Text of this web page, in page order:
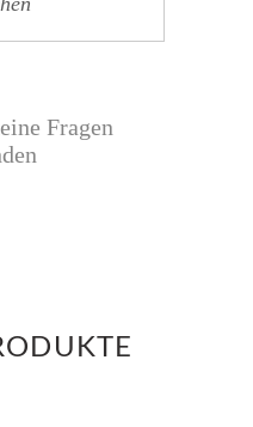
Fragen